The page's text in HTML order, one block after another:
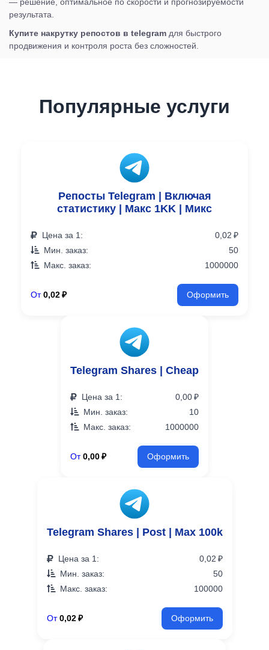
— решение, оптимальное по скорости и прогнозируемости
результата.
Купите накрутку репостов в telegram для быстрого
продвижения и контроля роста без сложностей.
Популярные услуги
Репосты Telegram | Включая
статистику | Макс 1KK | Микс
Цена за 1:
0,02 ₽
Мин. заказ:
50
Макс. заказ:
1000000
От 0,02 ₽ Оформить
Telegram Shares | Cheap
Цена за 1:
0,00 ₽
Мин. заказ:
10
Макс. заказ:
1000000
От 0,00 ₽ Оформить
Telegram Shares | Post | Max 100k
Цена за 1:
0,02 ₽
Мин. заказ:
50
Макс. заказ:
100000
От 0,02 ₽ Оформить